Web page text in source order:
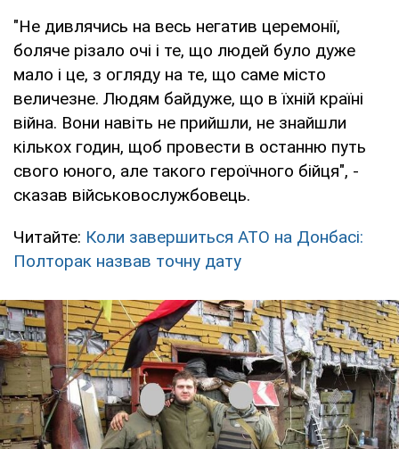
"Не дивлячись на весь негатив церемонії,
боляче різало очі і те, що людей було дуже
мало і це, з огляду на те, що саме місто
величезне. Людям байдуже, що в їхній країні
війна. Вони навіть не прийшли, не знайшли
кількох годин, щоб провести в останню путь
свого юного, але такого героїчного бійця", -
сказав військовослужбовець.
Читайте: Коли завершиться АТО на Донбасі:
Полторак назвав точну дату